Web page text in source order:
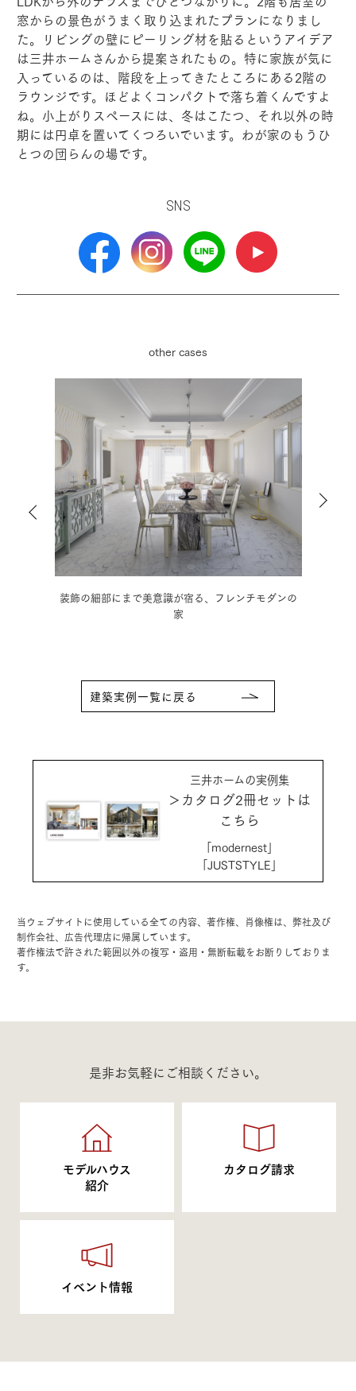
窓からの景色がうまく取り込まれたプランになりまし
た。リビングの壁にピーリング材を貼るというアイデア
は三井ホームさんから提案されたもの。特に家族が気に
入っているのは、階段を上ってきたところにある2階の
ラウンジです。ほどよくコンパクトで落ち着くんですよ
ね。小上がりスペースには、冬はこたつ、それ以外の時
期には円卓を置いてくつろいでいます。わが家のもうひ
とつの団らんの場です。
SNS
other cases
木の温もりに和の趣を取り入れた、情緒豊かな3階建
住宅
建築実例一覧に戻る
三井ホームの実例集
＞カタログ2冊セットは
こちら
「modernest」
「JUSTSTYLE」
当ウェブサイトに使用している全ての内容、著作権、肖像権は、弊社及び
制作会社、広告代理店に帰属しています。
著作権法で許された範囲以外の複写・盗用・無断転載をお断りしておりま
す。
是非お気軽にご相談ください。
モデルハウス
紹介
カタログ請求
イベント情報